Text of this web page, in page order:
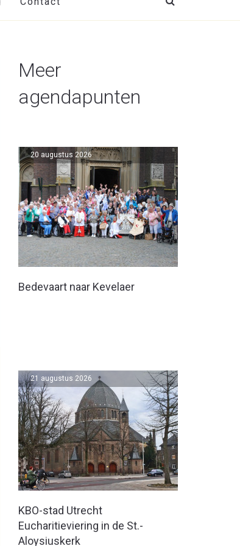
Meer
agendapunten
Bedevaart naar Kevelaer
20 augustus 2026
KBO-stad Utrecht
Eucharitieviering in de St.-
Aloysiuskerk
21 augustus 2026